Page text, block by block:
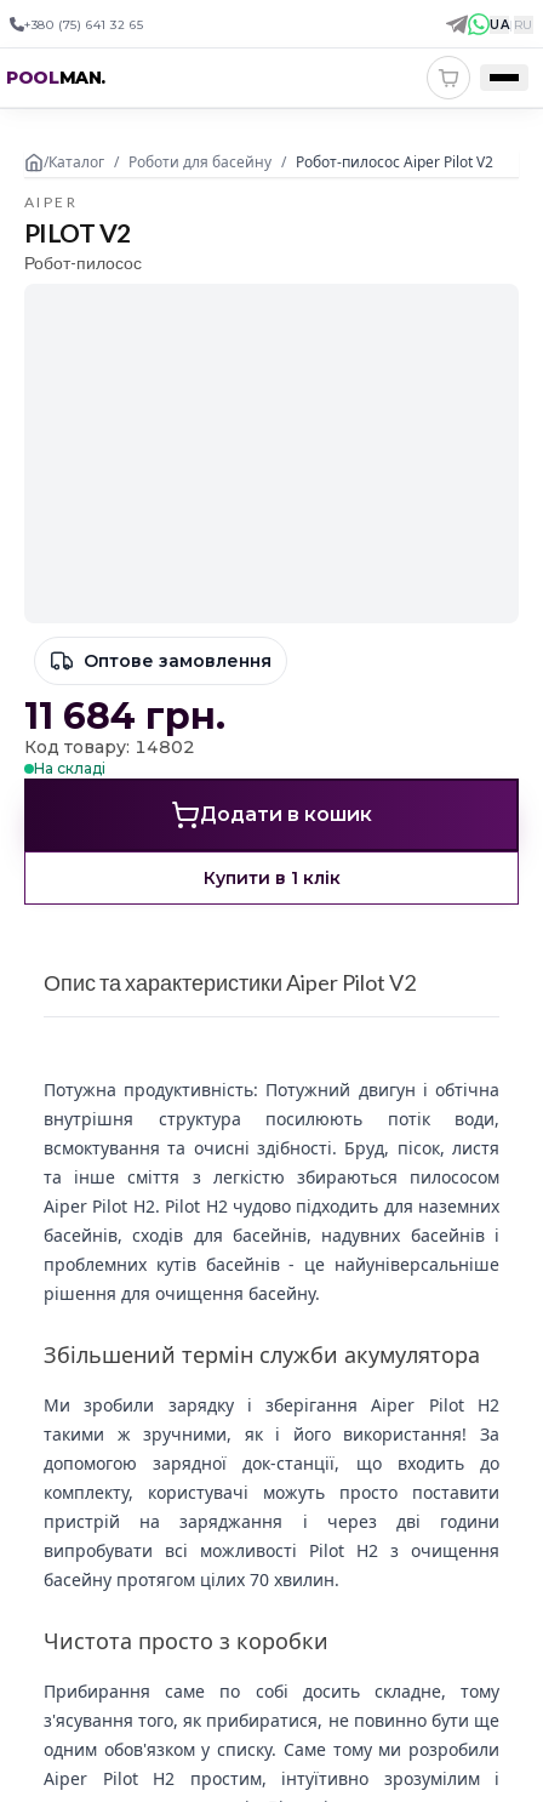
+380 (75) 641 32 65 UA| RU
POOLMAN.
/Каталог / Роботи для басейну / Робот-пилосос Aiper Pilot V2
AIPER
PILOT V2
Робот-пилосос
Оптове замовлення
11 684 грн.
Код товару: 14802
На складі
Додати в кошик
Купити в 1 клік
Опис та характеристики Aiper Pilot V2
Потужна продуктивність: Потужний двигун і обтічна
внутрішня структура посилюють потік води,
всмоктування та очисні здібності. Бруд, пісок, листя
та інше сміття з легкістю збираються пилососом
Aiper Pilot H2. Pilot H2 чудово підходить для наземних
басейнів, сходів для басейнів, надувних басейнів і
проблемних кутів басейнів - це найуніверсальніше
рішення для очищення басейну.
Збільшений термін служби акумулятора
Ми зробили зарядку і зберігання Aiper Pilot H2
такими ж зручними, як і його використання! За
допомогою зарядної док-станції, що входить до
комплекту, користувачі можуть просто поставити
пристрій на заряджання і через дві години
випробувати всі можливості Pilot H2 з очищення
басейну протягом цілих 70 хвилин.
Чистота просто з коробки
Прибирання саме по собі досить складне, тому
з'ясування того, як прибиратися, не повинно бути ще
одним обов'язком у списку. Саме тому ми розробили
Aiper Pilot H2 простим, інтуїтивно зрозумілим і